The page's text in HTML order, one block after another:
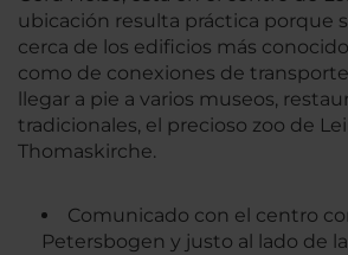
ubicación resulta práctica porque
cerca de los edificios más
como de conexiones de
llegar a pie a varios museos,
tradicionales, el precioso zoo de
Thomaskirche.
Comunicado con el centro
Petersbogen y justo al lado de